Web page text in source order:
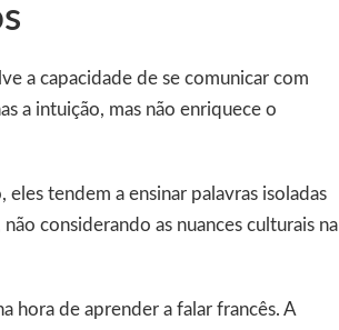
a capacidade de se comunicar com
a intuição, mas não enriquece o
tendem a ensinar palavras isoladas
considerando as nuances culturais na
hora de aprender a falar francês. A